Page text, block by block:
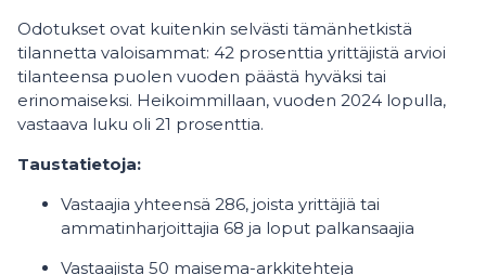
Odotukset ovat kuitenkin selvästi tämänhetkistä
tilannetta valoisammat: 42 prosenttia yrittäjistä arvioi
tilanteensa puolen vuoden päästä hyväksi tai
erinomaiseksi. Heikoimmillaan, vuoden 2024 lopulla,
vastaava luku oli 21 prosenttia.
Taustatietoja:
Vastaajia yhteensä 286, joista yrittäjiä tai
ammatinharjoittajia 68 ja loput palkansaajia
Vastaajista 50 maisema-arkkitehteja